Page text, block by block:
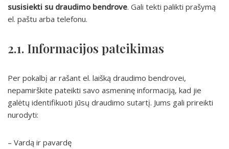
susisiekti su draudimo bendrove. Gali tekti palikti prašymą
el. paštu arba telefonu.
2.1. Informacijos pateikimas
Per pokalbį ar rašant el. laišką draudimo bendrovei,
nepamirškite pateikti savo asmeninę informaciją, kad jie
galėtų identifikuoti jūsų draudimo sutartį. Jums gali prireikti
nurodyti:
– Vardą ir pavardę